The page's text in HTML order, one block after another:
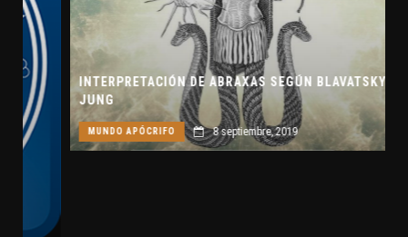
INTERPRETACIÓN DE ABRAXAS SEGÚN BLAVATSKY Y
JUNG
MUNDO APÓCRIFO 8 septiembre, 2019